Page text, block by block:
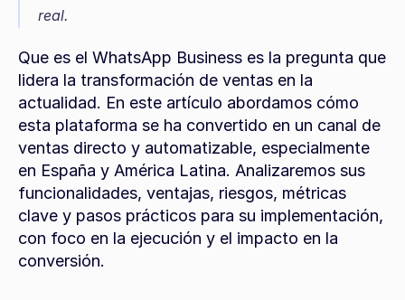
real.
Que es el WhatsApp Business es la pregunta que
lidera la transformación de ventas en la
actualidad. En este artículo abordamos cómo
esta plataforma se ha convertido en un canal de
ventas directo y automatizable, especialmente
en España y América Latina. Analizaremos sus
funcionalidades, ventajas, riesgos, métricas
clave y pasos prácticos para su implementación,
con foco en la ejecución y el impacto en la
conversión.